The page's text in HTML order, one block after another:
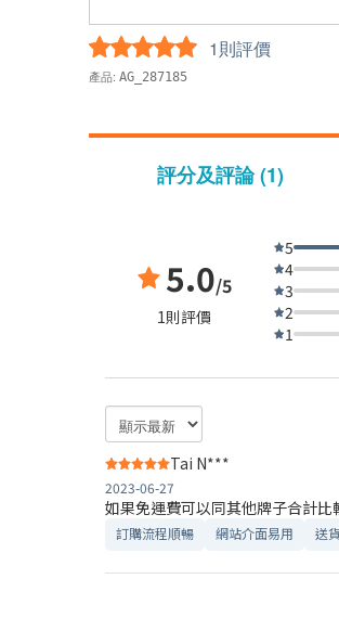
1則評價
產品: AG_287185
評分及評論 (1)
5.0/5
1則評價
5
4
3
2
1
Tai N***
2023-06-27
如果免運費可以同其他牌子合計
訂購流程順暢 網站介面易用 送